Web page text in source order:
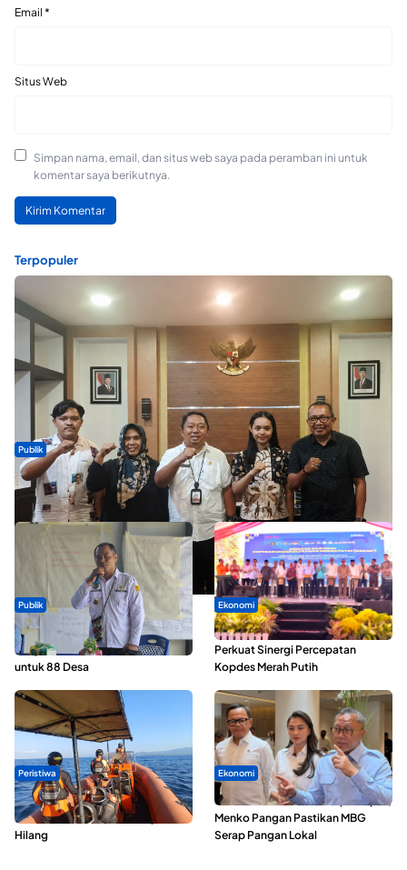
Email *
Situs Web
Simpan nama, email, dan situs web saya pada peramban ini untuk
komentar saya berikutnya.
Terpopuler
Publik
Dua Talenta Muda Ternate Wakili Maluku Utara di Gita Bahana
Nusantara 2026
Publik
ABDESI Morotai Apresiasi
Penyaluran ADD Rp3,13 Miliar
untuk 88 Desa
Ekonomi
Seminar di Ternate, Mendes
Perkuat Sinergi Percepatan
Kopdes Merah Putih
Peristiwa
Dua Longboat Bertabrakan di
Perairan Taliabu, Satu Nelayan
Hilang
Ekonomi
SPPG di Maluku Utara Dipercepat,
Menko Pangan Pastikan MBG
Serap Pangan Lokal